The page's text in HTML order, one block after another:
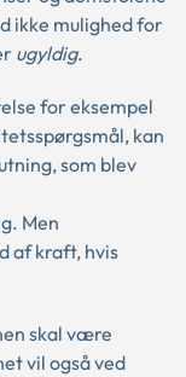
ikke mulighed for
ugyldig.
for eksempel
kan
som blev
Men
af kraft, hvis
skal være
vil også ved